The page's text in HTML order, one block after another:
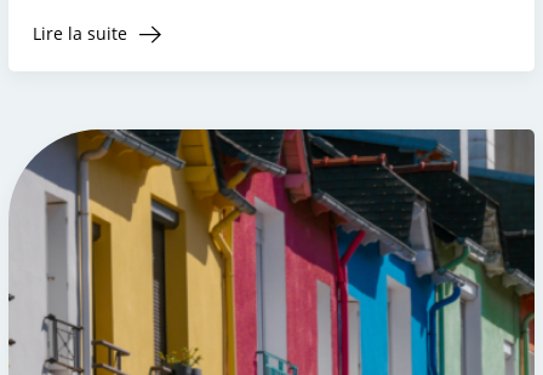
Lire la suite